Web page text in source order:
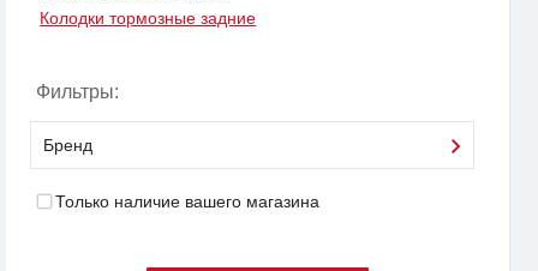
Колодки тормозные задние
Фильтры:
Бренд
Только наличие вашего магазина